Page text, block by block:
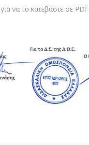
για να το κατεβάστε σε PDF